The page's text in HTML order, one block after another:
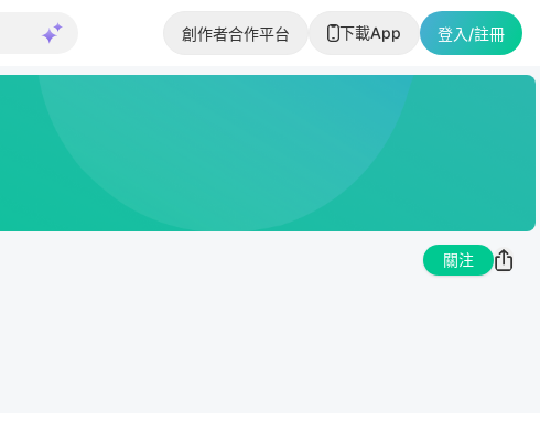
創作者合作平台 下載App 登入/註冊
關注